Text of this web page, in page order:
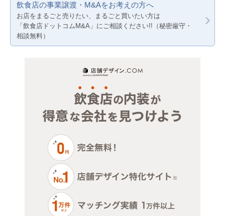
医療・歯科・クリニック
物販・小売
千葉
埼玉
神奈川
千葉
飲食店の事業譲渡・M&Aをお考えの方へ
お店をまるごと売りたい、まるごと買いたい方は
「飲食店ドットコムM&A」にご相談ください!!（秘密厳守・
相談無料）